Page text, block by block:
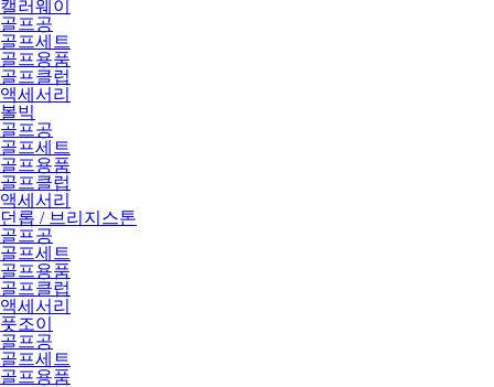
캘러웨이
골프공
골프세트
골프용품
골프클럽
액세서리
볼빅
골프공
골프세트
골프용품
골프클럽
액세서리
던롭 / 브리지스톤
골프공
골프세트
골프용품
골프클럽
액세서리
풋조이
골프공
골프세트
골프용품